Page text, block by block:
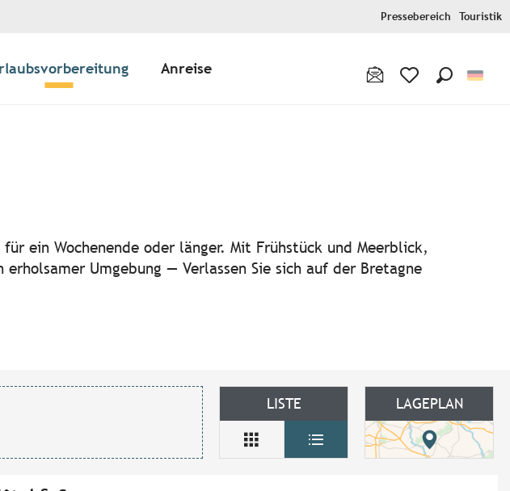
Pressebereich Touristik
Anreise
ein Wochenende oder länger. Mit Frühstück und Meerblick,
Umgebung — Verlassen Sie sich auf der Bretagne
LISTE LAGEPLAN